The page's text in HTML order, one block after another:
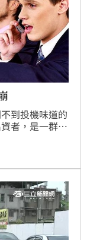
到投機味道的
者，是一群謹
意外成為許多